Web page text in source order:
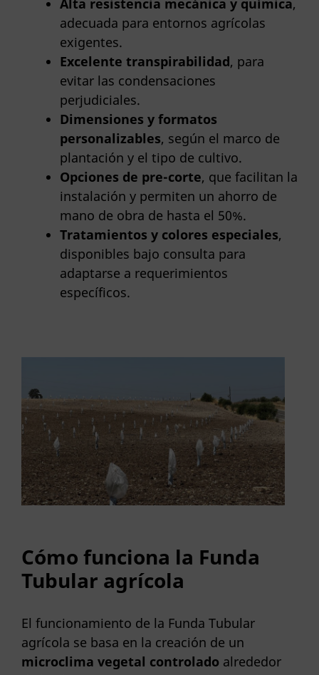
Alta resistencia mecánica y química,
adecuada para entornos agrícolas
exigentes.
Excelente transpirabilidad, para
evitar las condensaciones
perjudiciales.
Dimensiones y formatos
personalizables, según el marco de
plantación y el tipo de cultivo.
Opciones de pre-corte, que facilitan la
instalación y permiten un ahorro de
mano de obra de hasta el 50%.
Tratamientos y colores especiales,
disponibles bajo consulta para
adaptarse a requerimientos
específicos.
Cómo funciona la Funda
Tubular agrícola
El funcionamiento de la Funda Tubular
agrícola se basa en la creación de un
microclima vegetal controlado alrededor